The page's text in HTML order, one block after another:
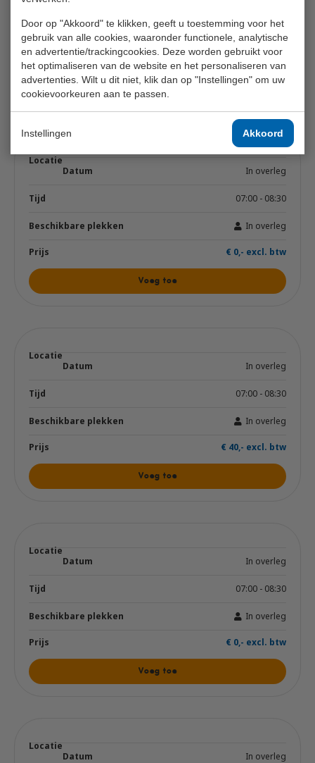
Door op "Akkoord" te klikken, geeft u toestemming voor het
gebruik van alle cookies, waaronder functionele, analytische
en advertentie/trackingcookies. Deze worden gebruikt voor
het optimaliseren van de website en het personaliseren van
advertenties. Wilt u dit niet, klik dan op "Instellingen" om uw
cookievoorkeuren aan te passen.
Instellingen Akkoord
In overleg
€ 340,- excl. btw
Voeg toe
In overleg
07:00 - 08:30
In overleg
€ 0,- excl. btw
Voeg toe
In overleg
07:00 - 08:30
In overleg
€ 40,- excl. btw
Voeg toe
In overleg
07:00 - 08:30
In overleg
€ 0,- excl. btw
Voeg toe
In overleg